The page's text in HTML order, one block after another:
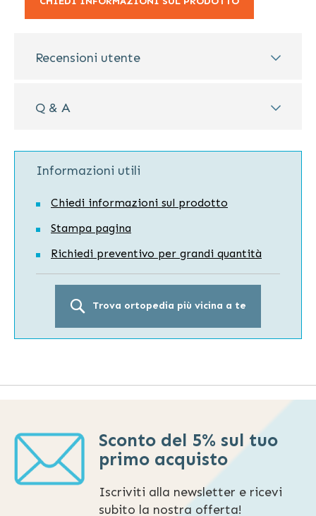
Recensioni utente
Q & A
Informazioni utili
Chiedi informazioni sul prodotto
Stampa pagina
Richiedi preventivo per grandi quantità
Trova ortopedia più vicina a te
Sconto del 5% sul tuo
primo acquisto
Iscriviti alla newsletter e ricevi
subito la nostra offerta!